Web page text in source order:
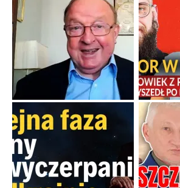
Papieskie innowacje w tradycyjnym różańcu
Gorący dylemat medytacji nad tajemnicami.
Popularne